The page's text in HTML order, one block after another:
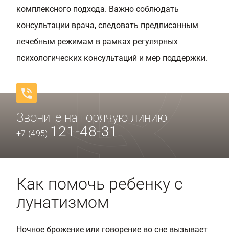
комплексного подхода. Важно соблюдать
консультации врача, следовать предписанным
лечебным режимам в рамках регулярных
психологических консультаций и мер поддержки.
Звоните на горячую линию
+7 (495) 121-48-31
Как помочь ребенку с
лунатизмом
Ночное брожение или говорение во сне вызывает